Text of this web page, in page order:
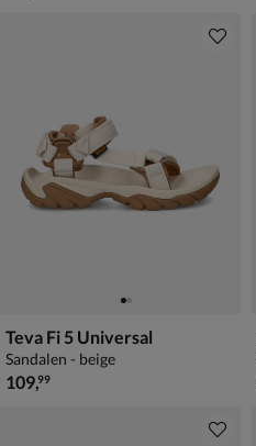
Teva Fi 5 Universal
Sandalen - beige
€ 109,99
109,99